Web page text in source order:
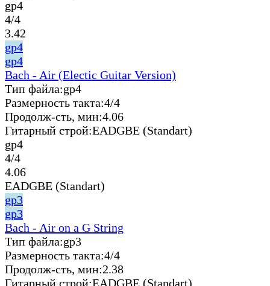
gp4
4/4
3.42
gp4
gp4
Bach - Air (Electic Guitar Version)
Тип файла:gp4
Размерность такта:4/4
Продолж-сть, мин:4.06
Гитарный строй:EADGBE (Standart)
gp4
4/4
4.06
EADGBE (Standart)
gp3
gp3
Bach - Air on a G String
Тип файла:gp3
Размерность такта:4/4
Продолж-сть, мин:2.38
Гитарный строй:EADGBE (Standart)